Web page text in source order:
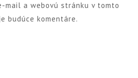
mail a webovú stránku v tomto
budúce komentáre.